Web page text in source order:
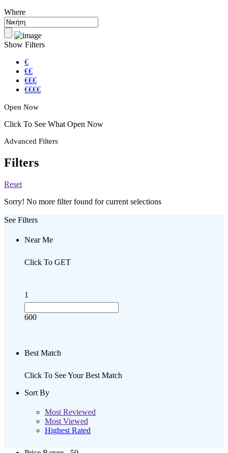
Where
Show Filters
€
€€
€€€
€€€€
Open Now
Click To See What Open Now
Advanced Filters
Filters
Reset
Sorry! No more filter found for current selections
See Filters
Near Me
Click To GET
1
600
Best Match
Click To See Your Best Match
Sort By
Most Reviewed
Most Viewed
Highest Rated